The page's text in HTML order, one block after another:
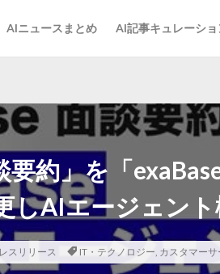
AIニュースまとめ AI記事キュレーショ
要約」を「
しAIエージェン
スリリース IT・テクノロジー, カスタマーサ